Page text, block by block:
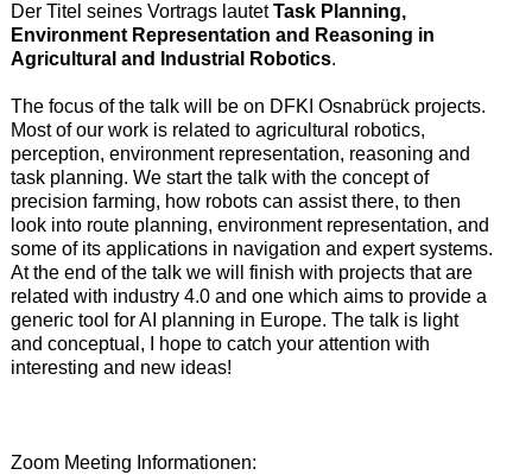
Der Titel seines Vortrags lautetTask Planning,
Environment Representation and Reasoning in
Agricultural and Industrial Robotics.
The focus of the talk will be on DFKI Osnabrück projects.
Most of our work is related to agricultural robotics,
perception, environment representation, reasoning and
task planning. We start the talk with the concept of
precision farming, how robots can assist there, to then
look into route planning, environment representation, and
some of its applications in navigation and expert systems.
At the end of the talk we will finish with projects that are
related with industry 4.0 and one which aims to provide a
generic tool for AI planning in Europe. The talk is light
and conceptual, I hope to catch your attention with
interesting and new ideas!
Zoom Meeting Informationen: